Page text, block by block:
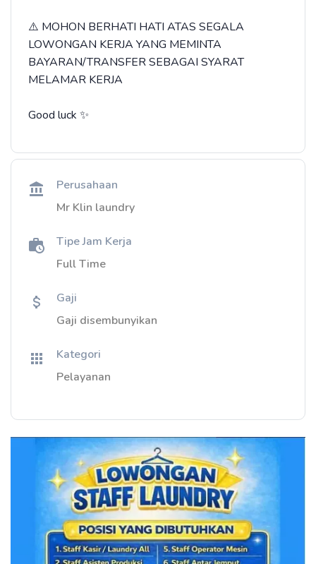
⚠️ MOHON BERHATI HATI ATAS SEGALA
LOWONGAN KERJA YANG MEMINTA
BAYARAN/TRANSFER SEBAGAI SYARAT
MELAMAR KERJA
Good luck ✨
Perusahaan
Mr Klin laundry
Tipe Jam Kerja
Full Time
Gaji
Gaji disembunyikan
Kategori
Pelayanan